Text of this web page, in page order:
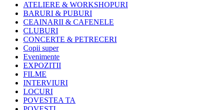
ATELIERE & WORKSHOPURI
BARURI & PUBURI
CEAINARII & CAFENELE
CLUBURI
CONCERTE & PETRECERI
Copii super
Evenimente
EXPOZITII
FILME
INTERVIURI
LOCURI
POVESTEA TA